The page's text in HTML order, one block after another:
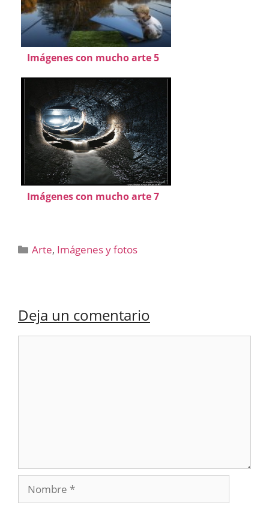
Imágenes con mucho arte 5
Imágenes con mucho arte 7
Categorías
Arte, Imágenes y fotos
Deja un comentario
Nombre